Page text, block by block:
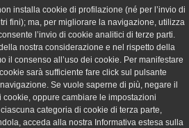
installa cookie di profilazione (né per l’invio di
fini); ma, per migliorare la navigazione, utilizza
l’invio di cookie analitici di terze parti.
nostra considerazione e nel rispetto della
il consenso all’uso dei cookie. Per manifestare
sarà sufficiente fare click sul pulsante
Se vuole saperne di più, negare il
cookie, oppure cambiare le impostazioni
categoria di cookie di terza parte,
acceda alla nostra Informativa estesa sulla